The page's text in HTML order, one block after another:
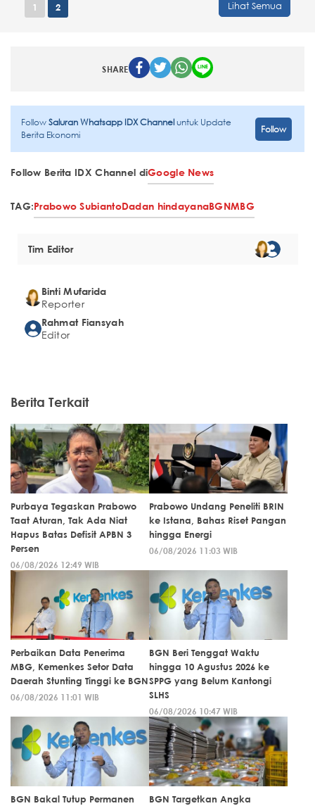
1 2 Lihat Semua
SHARE
FollowSaluran Whatsapp IDX Channeluntuk Update
Berita Ekonomi
Follow
Follow Berita IDX Channel diGoogle News
TAG:Prabowo SubiantoDadan hindayanaBGNMBG
Tim Editor
Binti Mufarida
Reporter
Rahmat Fiansyah
Editor
Berita Terkait
Purbaya Tegaskan Prabowo
Taat Aturan, Tak Ada Niat
Hapus Batas Defisit APBN 3
Persen
06/08/2026 12:49 WIB
Prabowo Undang Peneliti BRIN
ke Istana, Bahas Riset Pangan
hingga Energi
06/08/2026 11:03 WIB
Perbaikan Data Penerima
MBG, Kemenkes Setor Data
Daerah Stunting Tinggi ke BGN
06/08/2026 11:01 WIB
BGN Beri Tenggat Waktu
hingga 10 Agustus 2026 ke
SPPG yang Belum Kantongi
SLHS
06/08/2026 10:47 WIB
BGN Bakal Tutup Permanen
BGN Targetkan Angka